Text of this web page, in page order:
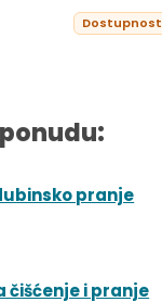
pranje
čišćenje i pranje